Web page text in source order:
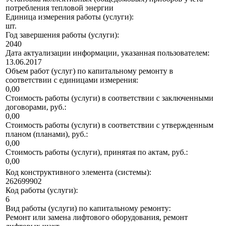
потребления тепловой энергии
Единица измерения работы (услуги):
шт.
Год завершения работы (услуги):
2040
Дата актуализации информации, указанная пользователем:
13.06.2017
Объем работ (услуг) по капитальному ремонту в
соответствии с единицами измерения:
0,00
Стоимость работы (услуги) в соответствии с заключенными
договорами, руб.:
0,00
Стоимость работы (услуги) в соответствии с утвержденным
планом (планами), руб.:
0,00
Стоимость работы (услуги), принятая по актам, руб.:
0,00
Код конструктивного элемента (системы):
262699902
Код работы (услуги):
6
Вид работы (услуги) по капитальному ремонту:
Ремонт или замена лифтового оборудования, ремонт